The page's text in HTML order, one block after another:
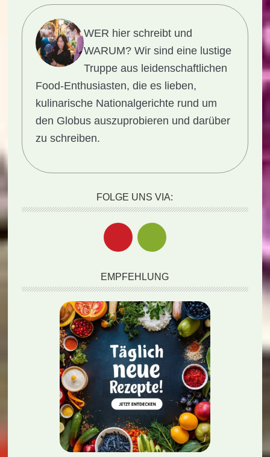
WER hier schreibt und
WARUM? Wir sind eine lustige
Truppe aus leidenschaftlichen
Food-Enthusiasten, die es lieben,
kulinarische Nationalgerichte rund um
den Globus auszuprobieren und darüber
zu schreiben.
FOLGE UNS VIA:
EMPFEHLUNG